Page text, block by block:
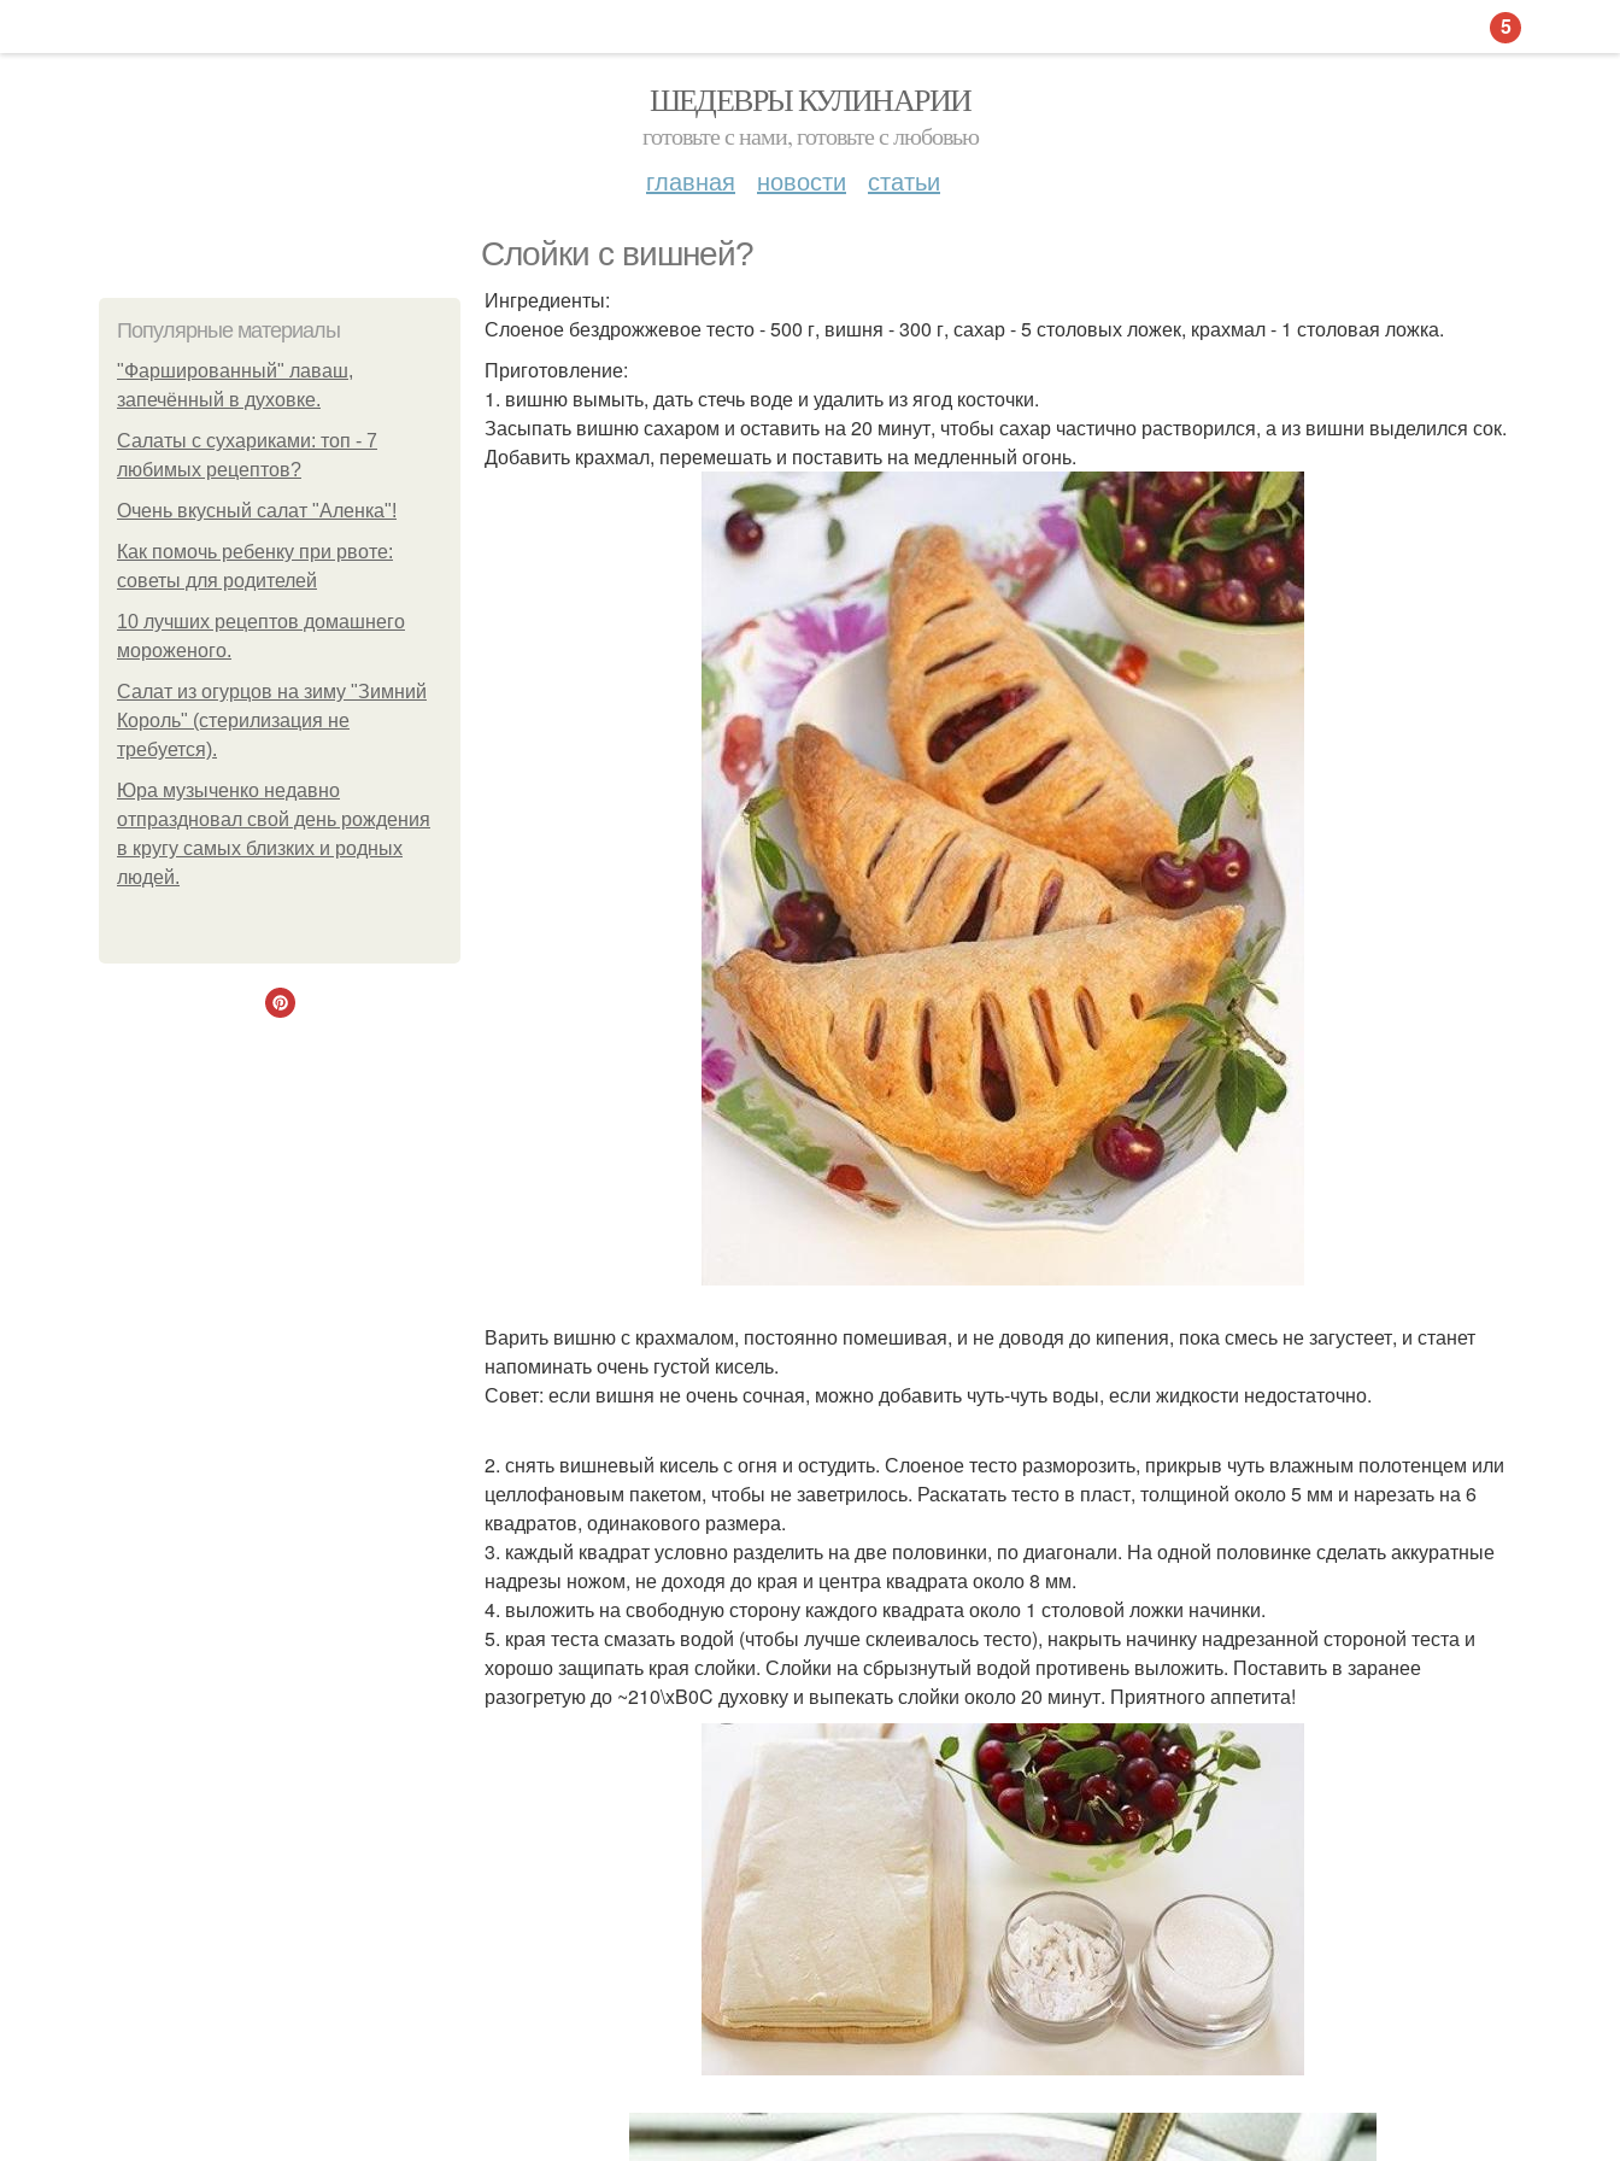
ШЕДЕВРЫ КУЛИНАРИИ
готовьте с нами, готовьте с любовью
главная новости статьи
Слойки с вишней?
Популярные материалы
"Фаршированный" лаваш,
запечённый в духовке.
Салаты с сухариками: топ - 7
любимых рецептов?
Очень вкусный салат "Аленка"!
Как помочь ребенку при рвоте:
советы для родителей
10 лучших рецептов домашнего
мороженого.
Салат из огурцов на зиму "Зимний
Король" (стерилизация не
требуется).
Юра музыченко недавно
отпраздновал свой день рождения
в кругу самых близких и родных
людей.
Ингредиенты:
Слоеное бездрожжевое тесто - 500 г, вишня - 300 г, сахар - 5 столовых ложек, крахмал - 1 столовая ложка.
Приготовление:
1. вишню вымыть, дать стечь воде и удалить из ягод косточки.
Засыпать вишню сахаром и оставить на 20 минут, чтобы сахар частично растворился, а из вишни выделился сок.
Добавить крахмал, перемешать и поставить на медленный огонь.
Варить вишню с крахмалом, постоянно помешивая, и не доводя до кипения, пока смесь не загустеет, и станет
напоминать очень густой кисель.
Совет: если вишня не очень сочная, можно добавить чуть-чуть воды, если жидкости недостаточно.
2. снять вишневый кисель с огня и остудить. Слоеное тесто разморозить, прикрыв чуть влажным полотенцем или
целлофановым пакетом, чтобы не заветрилось. Раскатать тесто в пласт, толщиной около 5 мм и нарезать на 6
квадратов, одинакового размера.
3. каждый квадрат условно разделить на две половинки, по диагонали. На одной половинке сделать аккуратные
надрезы ножом, не доходя до края и центра квадрата около 8 мм.
4. выложить на свободную сторону каждого квадрата около 1 столовой ложки начинки.
5. края теста смазать водой (чтобы лучше склеивалось тесто), накрыть начинку надрезанной стороной теста и
хорошо защипать края слойки. Слойки на сбрызнутый водой противень выложить. Поставить в заранее
разогретую до ~210\xB0C духовку и выпекать слойки около 20 минут. Приятного аппетита!
5